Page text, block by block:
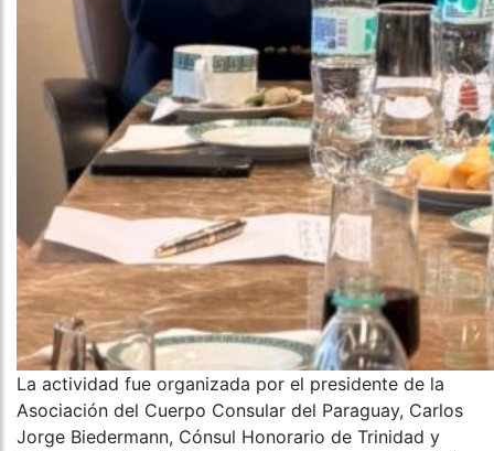
La actividad fue organizada por el presidente de la
Asociación del Cuerpo Consular del Paraguay, Carlos
Jorge Biedermann, Cónsul Honorario de Trinidad y